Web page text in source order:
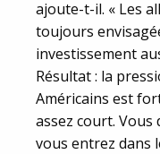
ajoute-t-il. « Les
toujours
investissement
Résultat : la
Américains est
assez court. Vous
vous entrez dans